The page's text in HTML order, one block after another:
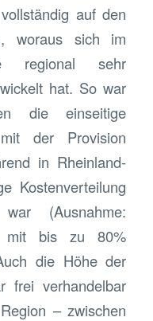
auf den
woraus sich im
sehr
hat. So war
die einseitige
der Provision
in Rheinland-
Kostenverteilung
(Ausnahme:
mit bis zu 80%
die Höhe der
frei verhandelbar
– zwischen